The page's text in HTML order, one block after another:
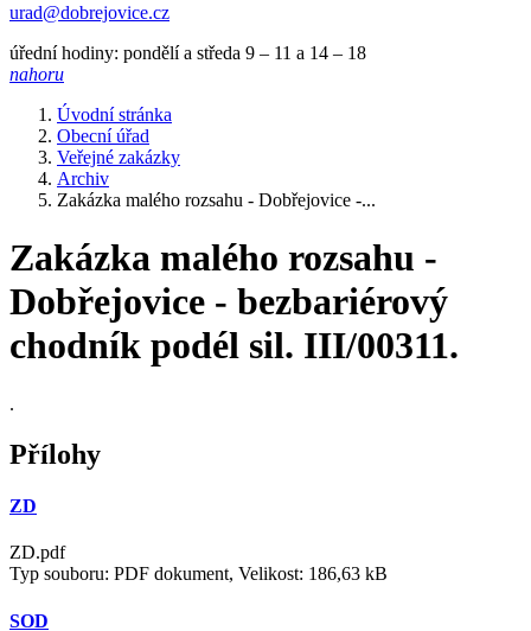
urad@dobrejovice.cz
úřední hodiny: pondělí a středa 9 – 11 a 14 – 18
nahoru
Úvodní stránka
Obecní úřad
Veřejné zakázky
Archiv
Zakázka malého rozsahu - Dobřejovice -...
Zakázka malého rozsahu -
Dobřejovice - bezbariérový
chodník podél sil. III/00311.
.
Přílohy
ZD
ZD.pdf
Typ souboru: PDF dokument, Velikost: 186,63 kB
SOD